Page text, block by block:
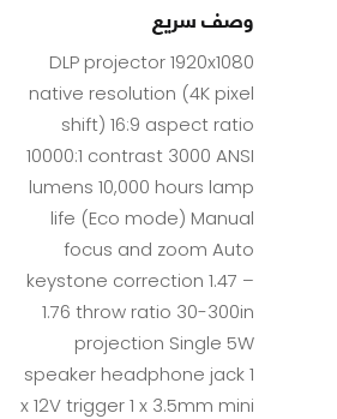
وصف سريع
DLP projector 1920x1080
native resolution (4K pixel
shift) 16:9 aspect ratio
10000:1 contrast 3000 ANSI
lumens 10,000 hours lamp
life (Eco mode) Manual
focus and zoom Auto
keystone correction 1.47 –
1.76 throw ratio 30-300in
projection Single 5W
speaker headphone jack 1
x 12V trigger 1 x 3.5mm mini